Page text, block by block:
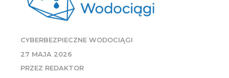
CYBERBEZPIECZNE WODOCIĄGI
27 MAJA 2026
PRZEZ REDAKTOR